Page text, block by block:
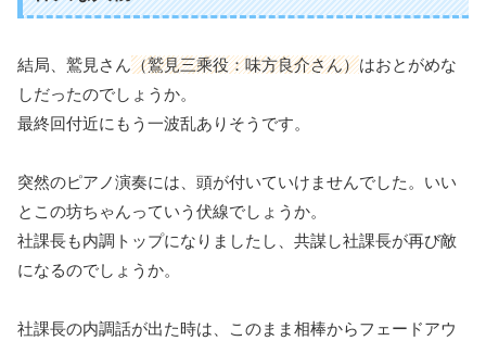
結局、鷲見さん（鷲見三乘役：味方良介さん）はおとがめな
しだったのでしょうか。
最終回付近にもう一波乱ありそうです。
突然のピアノ演奏には、頭が付いていけませんでした。いい
とこの坊ちゃんっていう伏線でしょうか。
社課長も内調トップになりましたし、共謀し社課長が再び敵
になるのでしょうか。
社課長の内調話が出た時は、このまま相棒からフェードアウ